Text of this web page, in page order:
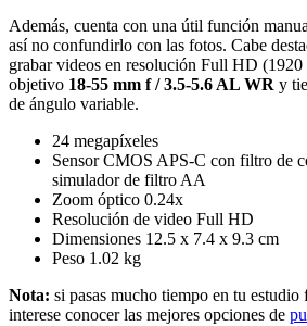
Además, cuenta con una útil función
así no confundirlo con las fotos. Cabe
grabar videos en resolución Full HD
objetivo 18-55 mm f / 3.5-5.6 AL WR y
de ángulo variable.
24 megapíxeles
Sensor CMOS APS-C con filtro de
simulador de filtro AA
Zoom óptico 0.24x
Resolución de video Full HD
Dimensiones 12.5 x 7.4 x 9.3 cm
Peso 1.02 kg
Nota: si pasas mucho tiempo en tu
interese conocer las mejores opciones de